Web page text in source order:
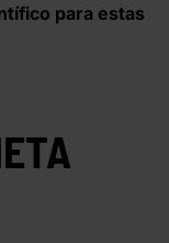
para estas